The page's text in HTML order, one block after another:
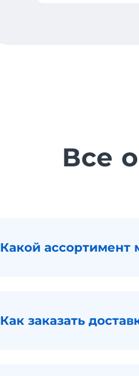
Все
Какой ассортимент
Как заказать